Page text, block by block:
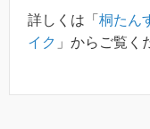
詳しくは「 桐たん
イク 」からご覧く